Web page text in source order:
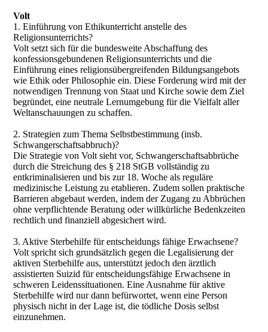
Volt
1. Einführung von Ethikunterricht anstelle des
Religionsunterrichts?
Volt setzt sich für die bundesweite Abschaffung des
konfessionsgebundenen Religionsunterrichts und die
Einführung eines religionsübergreifenden Bildungsangebots
wie Ethik oder Philosophie ein. Diese Forderung wird mit der
notwendigen Trennung von Staat und Kirche sowie dem Ziel
begründet, eine neutrale Lernumgebung für die Vielfalt aller
Weltanschauungen zu schaffen.
2. Strategien zum Thema Selbstbestimmung (insb.
Schwangerschaftsabbruch)?
Die Strategie von Volt sieht vor, Schwangerschaftsabbrüche
durch die Streichung des § 218 StGB vollständig zu
entkriminalisieren und bis zur 18. Woche als reguläre
medizinische Leistung zu etablieren. Zudem sollen praktische
Barrieren abgebaut werden, indem der Zugang zu Abbrüchen
ohne verpflichtende Beratung oder willkürliche Bedenkzeiten
rechtlich und finanziell abgesichert wird.
3. Aktive Sterbehilfe für entscheidungs fähige Erwachsene?
Volt spricht sich grundsätzlich gegen die Legalisierung der
aktiven Sterbehilfe aus, unterstützt jedoch den ärztlich
assistierten Suizid für entscheidungsfähige Erwachsene in
schweren Leidenssituationen. Eine Ausnahme für aktive
Sterbehilfe wird nur dann befürwortet, wenn eine Person
physisch nicht in der Lage ist, die tödliche Dosis selbst
einzunehmen.